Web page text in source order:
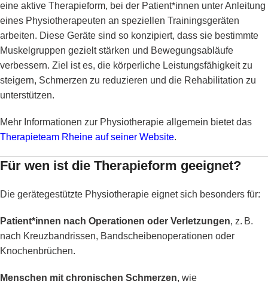
eine aktive Therapieform, bei der Patient*innen unter Anleitung
eines Physiotherapeuten an speziellen Trainingsgeräten
arbeiten. Diese Geräte sind so konzipiert, dass sie bestimmte
Muskelgruppen gezielt stärken und Bewegungsabläufe
verbessern. Ziel ist es, die körperliche Leistungsfähigkeit zu
steigern, Schmerzen zu reduzieren und die Rehabilitation zu
unterstützen.
Mehr Informationen zur Physiotherapie allgemein bietet das
Therapieteam Rheine auf seiner Website.
Für wen ist die Therapieform geeignet?
Die gerätegestützte Physiotherapie eignet sich besonders für:
Patient*innen nach Operationen oder Verletzungen, z. B.
nach Kreuzbandrissen, Bandscheibenoperationen oder
Knochenbrüchen.
Menschen mit chronischen Schmerzen, wie